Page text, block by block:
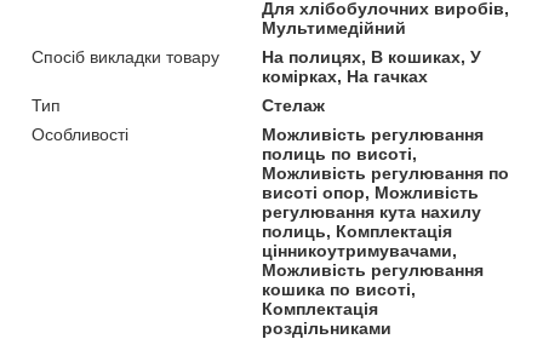
Для хлібобулочних виробів,
Мультимедійний
Спосіб викладки товару
На полицях, В кошиках, У
комірках, На гачках
Тип
Стелаж
Особливості
Можливість регулювання
полиць по висоті,
Можливість регулювання по
висоті опор, Можливість
регулювання кута нахилу
полиць, Комплектація
цінникоутримувачами,
Можливість регулювання
кошика по висоті,
Комплектація
роздільниками